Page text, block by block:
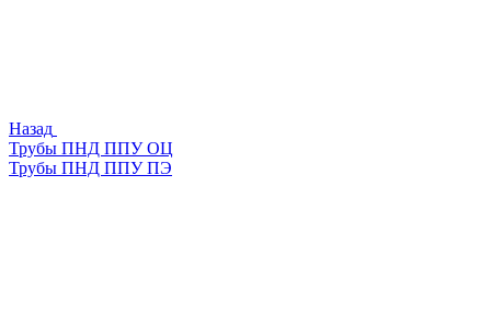
Назад
Трубы ПНД ППУ ОЦ
Трубы ПНД ППУ ПЭ